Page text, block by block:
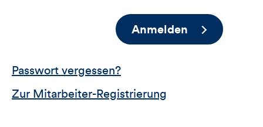
Anmelden
Passwort vergessen?
Zur Mitarbeiter-Registrierung